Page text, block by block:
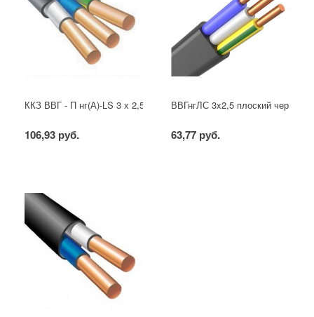
ККЗ ВВГ - П нг(А)-LS 3 х 2,5 ГОСТ
106,93 руб.
ВВГнгЛС 3x2,5 плоский черный
63,77 руб.